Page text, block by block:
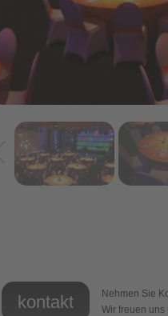
kontakt
Nehmen Sie
Wir freuen uns